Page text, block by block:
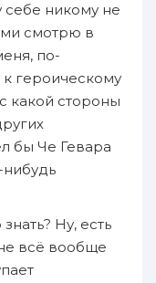
никому не
смотрю в
по-
к героическому
какой стороны
бы Че Гевара
нибудь
Ну, есть
всё вообще